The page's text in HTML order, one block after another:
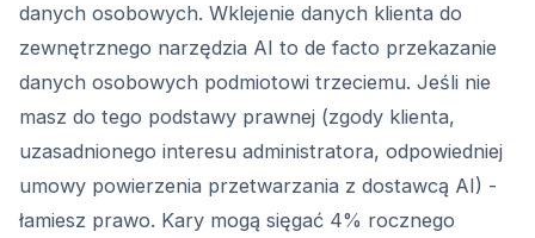
danych osobowych. Wklejenie danych klienta do
zewnętrznego narzędzia AI to de facto przekazanie
danych osobowych podmiotowi trzeciemu. Jeśli nie
masz do tego podstawy prawnej (zgody klienta,
uzasadnionego interesu administratora, odpowiedniej
umowy powierzenia przetwarzania z dostawcą AI) -
łamiesz prawo. Kary mogą sięgać 4% rocznego